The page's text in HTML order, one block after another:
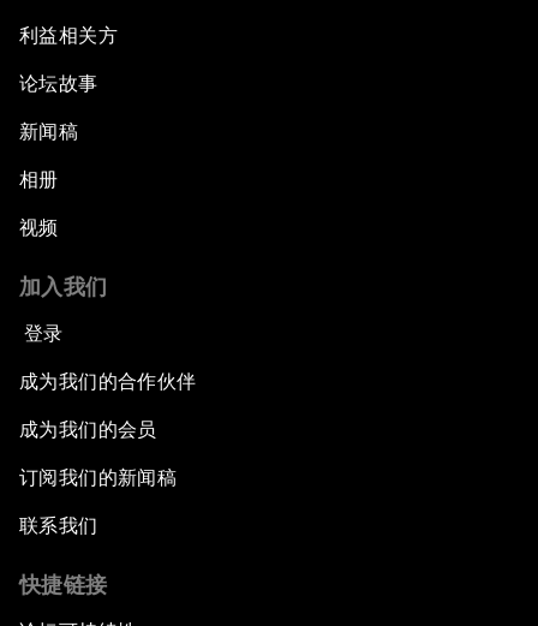
利益相关方
论坛故事
新闻稿
相册
视频
加入我们
登录
成为我们的合作伙伴
成为我们的会员
订阅我们的新闻稿
联系我们
快捷链接